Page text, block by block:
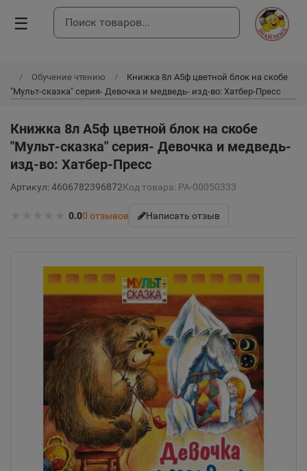
☰
Обучение чтению
Книжка 8л А5ф цветной блок на скобе
"Мульт-сказка" серия- Девочка и медведь- изд-во: Хатбер-Пресс
Книжка 8л А5ф цветной блок на скобе
"Мульт-сказка" серия- Девочка и медведь-
изд-во: Хатбер-Пресс
Артикул: 4606782396872Код товара: РА-00050333
0.00 отзывов Написать отзыв